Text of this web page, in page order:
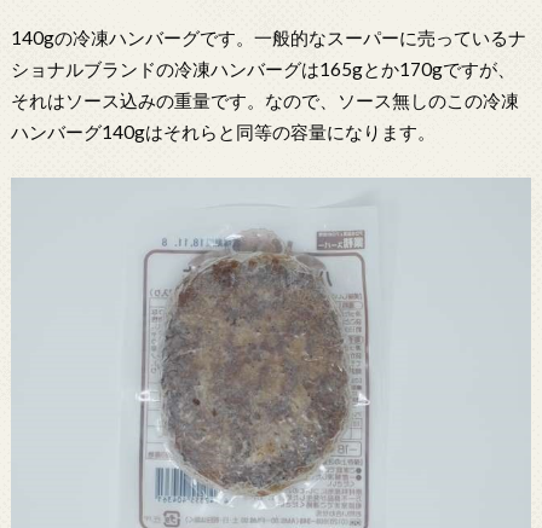
140gの冷凍ハンバーグです。一般的なスーパーに売っているナ
ショナルブランドの冷凍ハンバーグは165gとか170gですが、
それはソース込みの重量です。なので、ソース無しのこの冷凍
ハンバーグ140gはそれらと同等の容量になります。